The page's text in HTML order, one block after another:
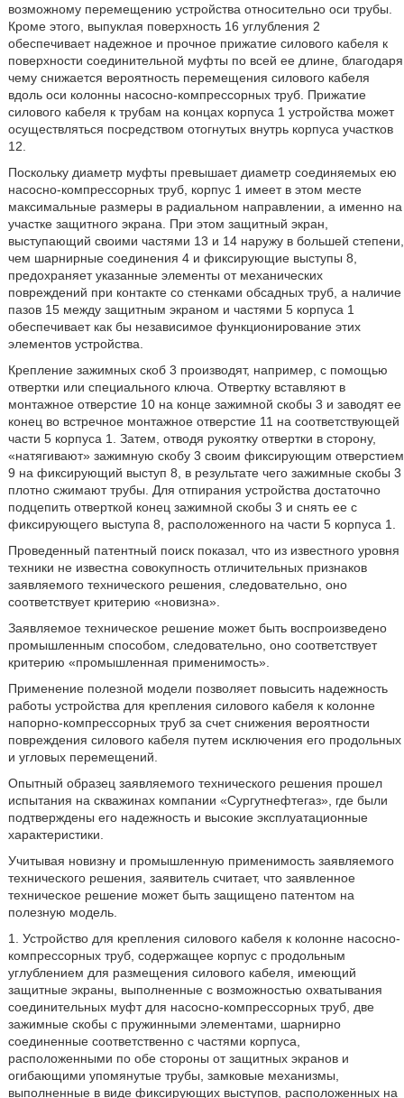
возможному перемещению устройства относительно оси трубы.
Кроме этого, выпуклая поверхность 16 углубления 2
обеспечивает надежное и прочное прижатие силового кабеля к
поверхности соединительной муфты по всей ее длине, благодаря
чему снижается вероятность перемещения силового кабеля
вдоль оси колонны насосно-компрессорных труб. Прижатие
силового кабеля к трубам на концах корпуса 1 устройства может
осуществляться посредством отогнутых внутрь корпуса участков
12.
Поскольку диаметр муфты превышает диаметр соединяемых ею
насосно-компрессорных труб, корпус 1 имеет в этом месте
максимальные размеры в радиальном направлении, а именно на
участке защитного экрана. При этом защитный экран,
выступающий своими частями 13 и 14 наружу в большей степени,
чем шарнирные соединения 4 и фиксирующие выступы 8,
предохраняет указанные элементы от механических
повреждений при контакте со стенками обсадных труб, а наличие
пазов 15 между защитным экраном и частями 5 корпуса 1
обеспечивает как бы независимое функционирование этих
элементов устройства.
Крепление зажимных скоб 3 производят, например, с помощью
отвертки или специального ключа. Отвертку вставляют в
монтажное отверстие 10 на конце зажимной скобы 3 и заводят ее
конец во встречное монтажное отверстие 11 на соответствующей
части 5 корпуса 1. Затем, отводя рукоятку отвертки в сторону,
«натягивают» зажимную скобу 3 своим фиксирующим отверстием
9 на фиксирующий выступ 8, в результате чего зажимные скобы 3
плотно сжимают трубы. Для отпирания устройства достаточно
подцепить отверткой конец зажимной скобы 3 и снять ее с
фиксирующего выступа 8, расположенного на части 5 корпуса 1.
Проведенный патентный поиск показал, что из известного уровня
техники не известна совокупность отличительных признаков
заявляемого технического решения, следовательно, оно
соответствует критерию «новизна».
Заявляемое техническое решение может быть воспроизведено
промышленным способом, следовательно, оно соответствует
критерию «промышленная применимость».
Применение полезной модели позволяет повысить надежность
работы устройства для крепления силового кабеля к колонне
напорно-компрессорных труб за счет снижения вероятности
повреждения силового кабеля путем исключения его продольных
и угловых перемещений.
Опытный образец заявляемого технического решения прошел
испытания на скважинах компании «Сургутнефтегаз», где были
подтверждены его надежность и высокие эксплуатационные
характеристики.
Учитывая новизну и промышленную применимость заявляемого
технического решения, заявитель считает, что заявленное
техническое решение может быть защищено патентом на
полезную модель.
1. Устройство для крепления силового кабеля к колонне насосно-
компрессорных труб, содержащее корпус с продольным
углублением для размещения силового кабеля, имеющий
защитные экраны, выполненные с возможностью охватывания
соединительных муфт для насосно-компрессорных труб, две
зажимные скобы с пружинными элементами, шарнирно
соединенные соответственно с частями корпуса,
расположенными по обе стороны от защитных экранов и
огибающими упомянутые трубы, замковые механизмы,
выполненные в виде фиксирующих выступов, расположенных на